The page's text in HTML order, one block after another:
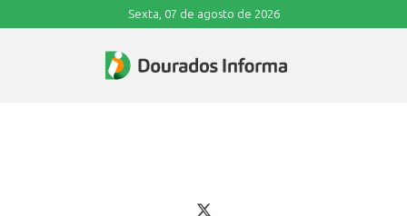
Sexta, 07 de agosto de 2026